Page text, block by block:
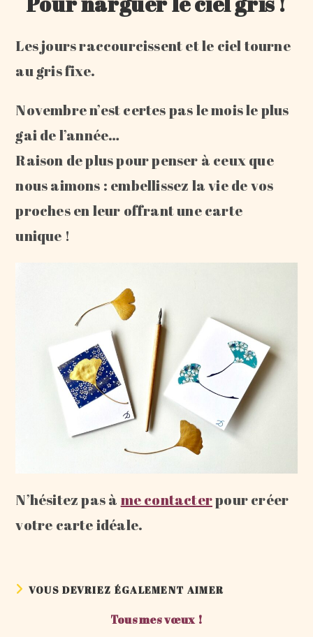
Les jours raccourcissent et le ciel tourne
au gris fixe.
Novembre n’est certes pas le mois le plus
gai de l’année…
Raison de plus pour penser à ceux que
nous aimons : embellissez la vie de vos
proches en leur offrant une carte
unique !
N’hésitez pas à me contacterpour créer
votre carte idéale.
VOUS DEVRIEZ ÉGALEMENT AIMER
Tous mes vœux !